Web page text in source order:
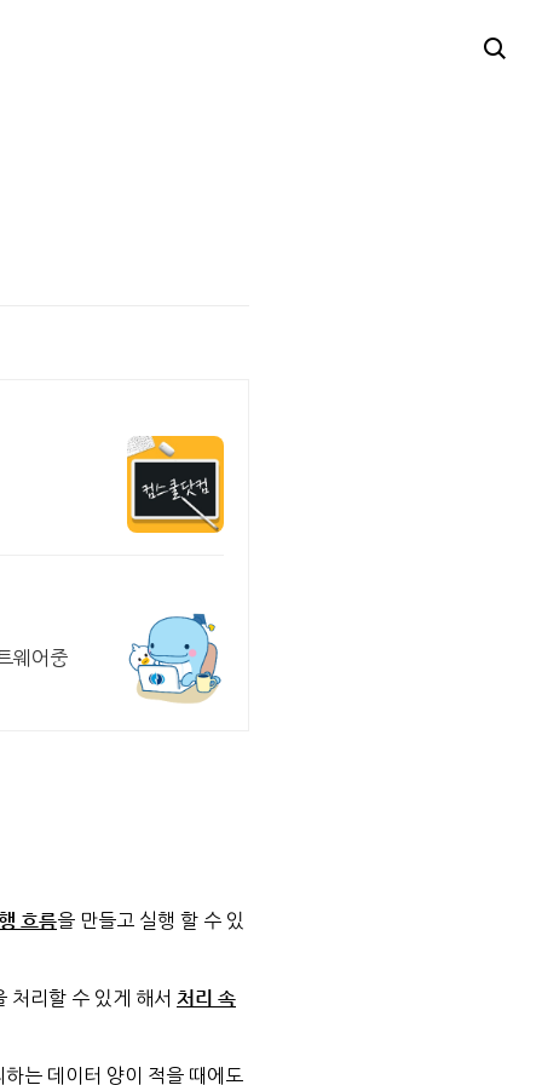
웨어중
흐름을 만들고 실행 할 수 있
처리할 수 있게 해서 처리 속
는 데이터 양이 적을 때에도